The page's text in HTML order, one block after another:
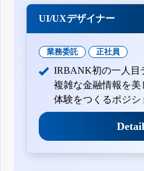
UI/UXデザイナー
業務委託 正社員
IRBANK初の一人目
複雑な金融情報を
体験をつくるポジシ